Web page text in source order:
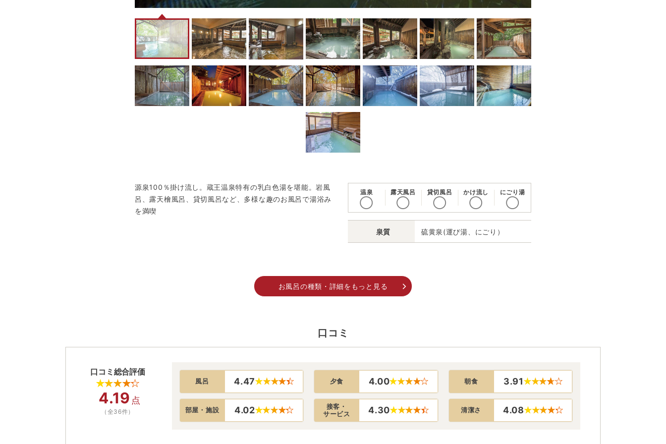
源泉100％掛け流し。蔵王温泉特有の乳白色湯を堪能。岩風
呂、露天檜風呂、貸切風呂など、多様な趣のお風呂で湯浴み
を満喫
温泉
◯
露天風呂
◯
貸切風呂
◯
かけ流し
◯
にごり湯
◯
泉質 硫黄泉(運び湯、にごり）
お風呂の種類・詳細をもっと見る
口コミ
口コミ総合評価
4.19 点
（全36件）
風呂 4.47 夕食 4.00 朝食 3.91
部屋・施設 4.02
接客・
サービス
4.30 清潔さ 4.08